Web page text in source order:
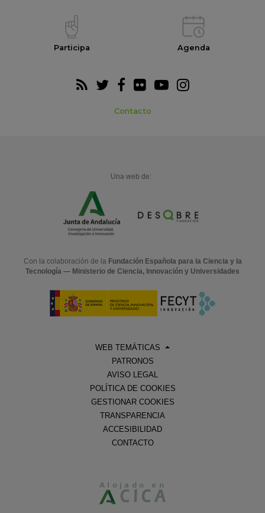
Participa Agenda
Contacto
Una web de:
Con la colaboración de la Fundación Española para la Ciencia y la
Tecnología — Ministerio de Ciencia, Innovación y Universidades
WEB TEMÁTICAS
PATRONOS
AVISO LEGAL
POLÍTICA DE COOKIES
GESTIONAR COOKIES
TRANSPARENCIA
ACCESIBILIDAD
CONTACTO